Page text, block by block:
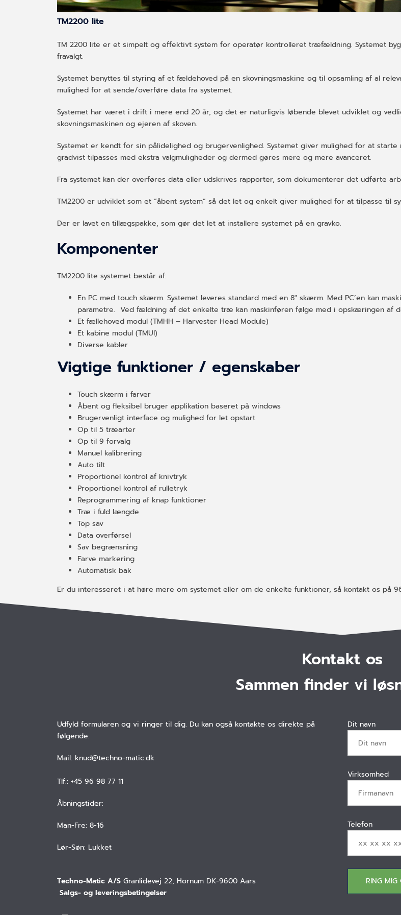
TM2200 lite
TM 2200 lite er et simpelt og effektivt system for operatør kontrolleret træfældning. Systemet
fravalgt.
Systemet benyttes til styring af et fældehoved på en skovningsmaskine og til opsamling af al
mulighed for at sende/overføre data fra systemet.
Systemet har været i drift i mere end 20 år, og det er naturligvis løbende blevet udviklet og
skovningsmaskinen og ejeren af skoven.
Systemet er kendt for sin pålidelighed og brugervenlighed. Systemet giver mulighed for at
gradvist tilpasses med ekstra valgmuligheder og dermed gøres mere og mere avanceret.
Fra systemet kan der overføres data eller udskrives rapporter, som dokumenterer det udførte
TM2200 er udviklet som et “åbent system” så det let og enkelt giver mulighed for at tilpasse til
Der er lavet en tillægspakke, som gør det let at installere systemet på en gravko.
Komponenter
TM2200 lite systemet består af:
En PC med touch skærm. Systemet leveres standard med en 8″ skærm. Med PC’en kan
parametre. Ved fældning af det enkelte træ kan maskinføren følge med i opskæringen af
Et fællehoved modul (TMHH – Harvester Head Module)
Et kabine modul (TMUI)
Diverse kabler
Vigtige funktioner / egenskaber
Touch skærm i farver
Åbent og fleksibel bruger applikation baseret på windows
Brugervenligt interface og mulighed for let opstart
Op til 5 træarter
Op til 9 forvalg
Manuel kalibrering
Auto tilt
Proportionel kontrol af knivtryk
Proportionel kontrol af rulletryk
Reprogrammering af knap funktioner
Træ i fuld længde
Top sav
Data overførsel
Sav begrænsning
Farve markering
Automatisk bak
Er du interesseret i at høre mere om systemet eller om de enkelte funktioner, så kontakt os på
Kontakt os
Sammen finder vi
Udfyld formularen og vi ringer til dig. Du kan også kontakte os direkte på
følgende:
Mail: knud@techno-matic.dk
Tlf.: +45 96 98 77 11
Åbningstider:
Man-Fre: 8-16
Lør-Søn: Lukket
Techno-Matic A/S Granlidevej 22, Hornum DK-9600 Aars
Salgs- og leveringsbetingelser
Dit navn
Virksomhed
Telefon